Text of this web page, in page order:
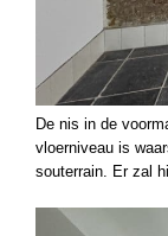
De nis in de
vloerniveau is
souterrain. Er zal